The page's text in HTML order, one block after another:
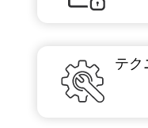
テク